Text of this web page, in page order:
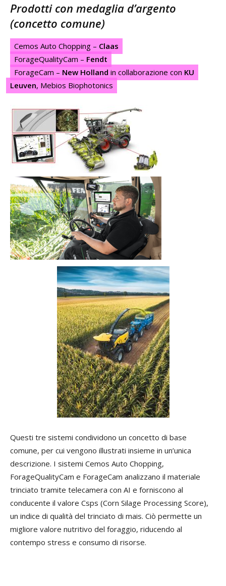
Prodotti con medaglia d’argento
(concetto comune)
Cemos Auto Chopping – Claas
ForageQualityCam – Fendt
ForageCam – New Holland in collaborazione con KU
Leuven, Mebios Biophotonics
Questi tre sistemi condividono un concetto di base
comune, per cui vengono illustrati insieme in un’unica
descrizione. I sistemi Cemos Auto Chopping,
ForageQualityCam e ForageCam analizzano il materiale
trinciato tramite telecamera con AI e forniscono al
conducente il valore Csps (Corn Silage Processing Score),
un indice di qualità del trinciato di mais. Ciò permette un
migliore valore nutritivo del foraggio, riducendo al
contempo stress e consumo di risorse.